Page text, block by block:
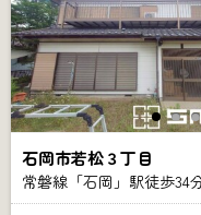
石岡市若松３丁目
常磐線「石岡」駅徒歩34